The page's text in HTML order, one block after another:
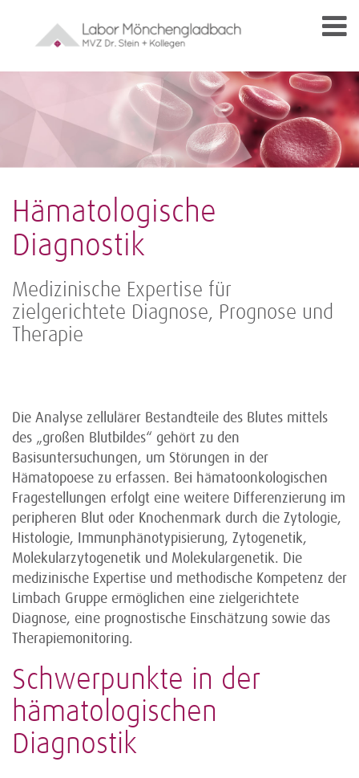
Hämatologische
Diagnostik
Medizinische Expertise für
zielgerichtete Diagnose, Prognose und
Therapie
Die Analyse zellulärer Bestandteile des Blutes mittels
des „großen Blutbildes“ gehört zu den
Basisuntersuchungen, um Störungen in der
Hämatopoese zu erfassen. Bei hämatoonkologischen
Fragestellungen erfolgt eine weitere Differenzierung im
peripheren Blut oder Knochenmark durch die Zytologie,
Histologie, Immunphänotypisierung, Zytogenetik,
Molekularzytogenetik und Molekulargenetik. Die
medizinische Expertise und methodische Kompetenz der
Limbach Gruppe ermöglichen eine zielgerichtete
Diagnose, eine prognostische Einschätzung sowie das
Therapiemonitoring.
Schwerpunkte in der
hämatologischen
Diagnostik